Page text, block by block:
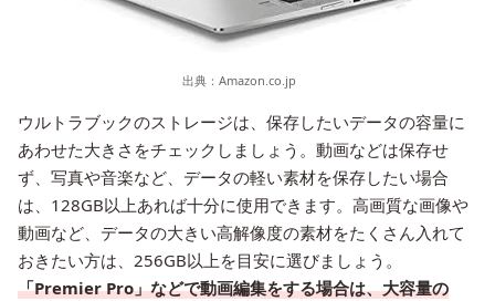
出典： Amazon.co.jp
ウルトラブックのストレージは、保存したいデータの容量に
あわせた大きさをチェックしましょう。動画などは保存せ
ず、写真や音楽など、データの軽い素材を保存したい場合
は、128GB以上あれば十分に使用できます。高画質な画像や
動画など、データの大きい高解像度の素材をたくさん入れて
おきたい方は、256GB以上を目安に選びましょう。
「Premier Pro」などで動画編集をする場合は、大容量の